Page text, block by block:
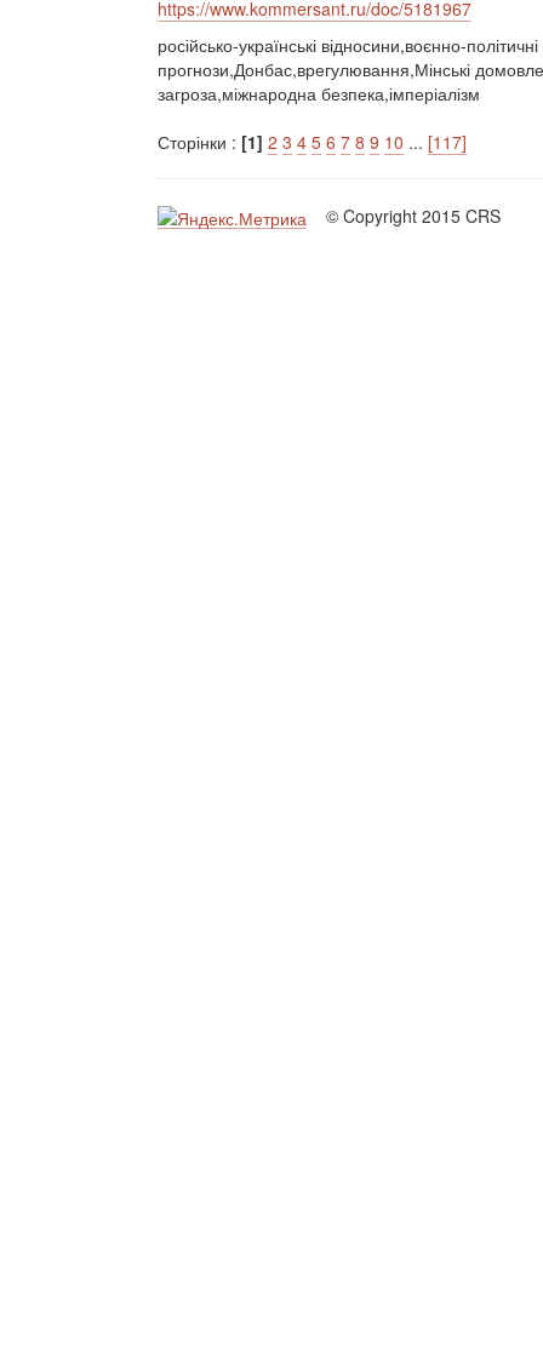
https://www.kommersant.ru/doc/5181967
російсько-українські відносини,воєнно-
прогнози,Донбас,врегулювання,Мінські
загроза,міжнародна безпека,імперіалізм
Сторінки : [1] 2 3 4 5 6 7 8 9 10 ... [117]
© Copyright 2015 CRS